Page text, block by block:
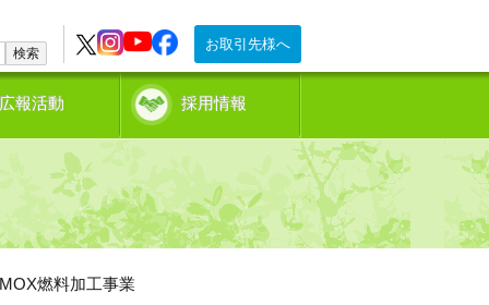
お取引先様へ
検索
広報活動 採用情報
MOX燃料加工事業